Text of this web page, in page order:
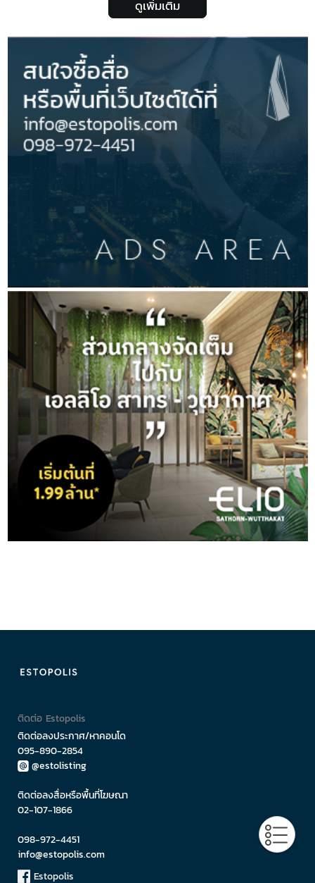
ดูเพิ่มเติม
ติดต่อ Estopolis
ติดต่อลงประกาศ/หาคอนโด
095-890-2854
@estolisting
ติดต่อลงสื่อหรือพื้นที่โฆษณา
02-107-1866
098-972-4451
info@estopolis.com
Estopolis